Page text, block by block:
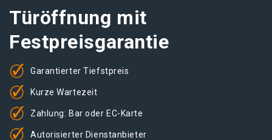
Türöffnung mit
Festpreisgarantie
Garantierter Tiefstpreis
Kurze Wartezeit
Zahlung: Bar oder EC-Karte
Autorisierter Dienstanbieter